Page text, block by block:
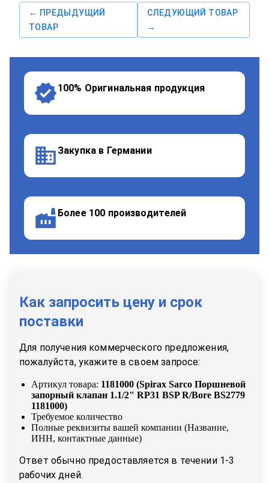
← ПРЕДЫДУЩИЙ
ТОВАР
СЛЕДУЮЩИЙ ТОВАР
→
100% Оригинальная продукция
Закупка в Германии
Более 100 производителей
Как запросить цену и срок
поставки
Для получения коммерческого предложения,
пожалуйста, укажите в своем запросе:
Артикул товара: 1181000 (Spirax Sarco Поршневой
запорный клапан 1.1/2" RP31 BSP R/Bore BS2779
1181000)
Требуемое количество
Полные реквизиты вашей компании (Название,
ИНН, контактные данные)
Ответ обычно предоставляется в течении 1-3
рабочих дней.